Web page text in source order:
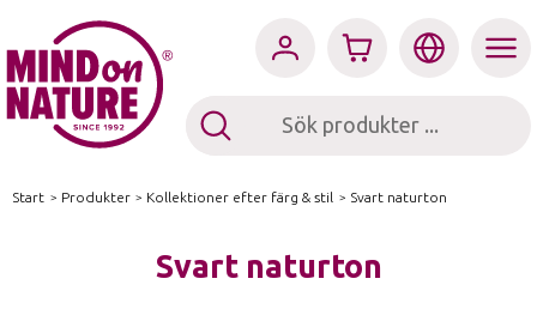
Start / Produkter / Kollektioner efter färg & stil / Svart naturton
Svart naturton